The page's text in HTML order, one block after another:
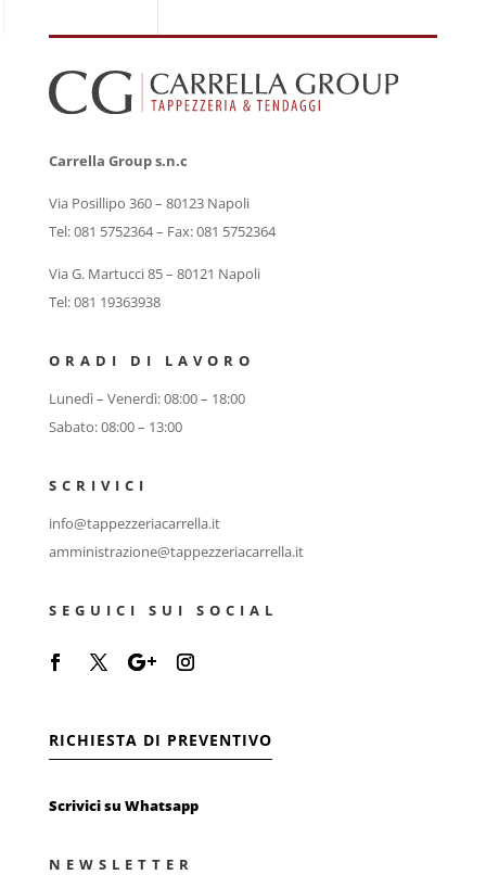
Carrella Group s.n.c
Via Posillipo 360 – 80123 Napoli
Tel: 081 5752364 – Fax: 081 5752364
Via G. Martucci 85 – 80121 Napoli
Tel: 081 19363938
ORADI DI LAVORO
Lunedì – Venerdì: 08:00 – 18:00
Sabato: 08:00 – 13:00
SCRIVICI
info@tappezzeriacarrella.it
amministrazione@tappezzeriacarrella.it
SEGUICI SUI SOCIAL
RICHIESTA DI PREVENTIVO
Scrivici su Whatsapp
NEWSLETTER